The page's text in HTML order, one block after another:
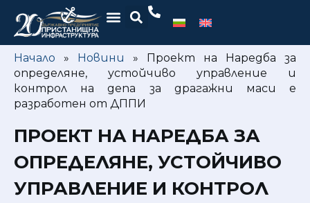
Начало » Новини » Проект на Наредба за
определяне, устойчиво управление и
контрол на депа за драгажни маси е
разработен от ДППИ
ПРОЕКТ НА НАРЕДБА ЗА
ОПРЕДЕЛЯНЕ, УСТОЙЧИВО
УПРАВЛЕНИЕ И КОНТРОЛ